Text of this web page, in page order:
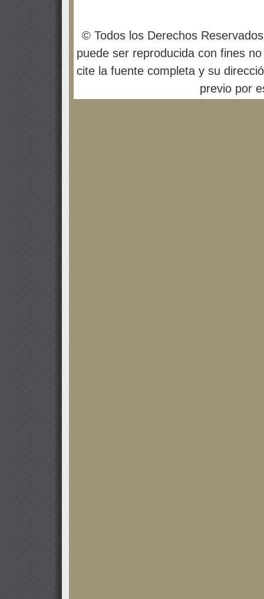
© Todos los Derechos
puede ser reproducida con fines
cite la fuente completa y su
previo por